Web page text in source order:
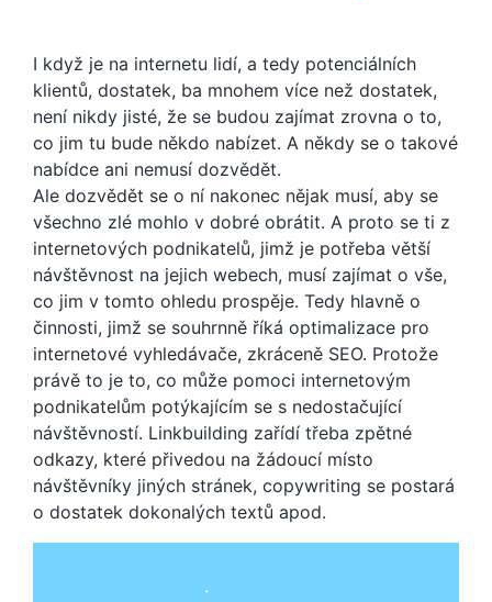
I když je na internetu lidí, a tedy potenciálních
klientů, dostatek, ba mnohem více než dostatek,
není nikdy jisté, že se budou zajímat zrovna o to,
co jim tu bude někdo nabízet. A někdy se o takové
nabídce ani nemusí dozvědět.
Ale dozvědět se o ní nakonec nějak musí, aby se
všechno zlé mohlo v dobré obrátit. A proto se ti z
internetových podnikatelů, jimž je potřeba větší
návštěvnost na jejich webech, musí zajímat o vše,
co jim v tomto ohledu prospěje. Tedy hlavně o
činnosti, jimž se souhrnně říká optimalizace pro
internetové vyhledávače, zkráceně SEO. Protože
právě to je to, co může pomoci internetovým
podnikatelům potýkajícím se s nedostačující
návštěvností. Linkbuilding zařídí třeba zpětné
odkazy, které přivedou na žádoucí místo
návštěvníky jiných stránek, copywriting se postará
o dostatek dokonalých textů apod.